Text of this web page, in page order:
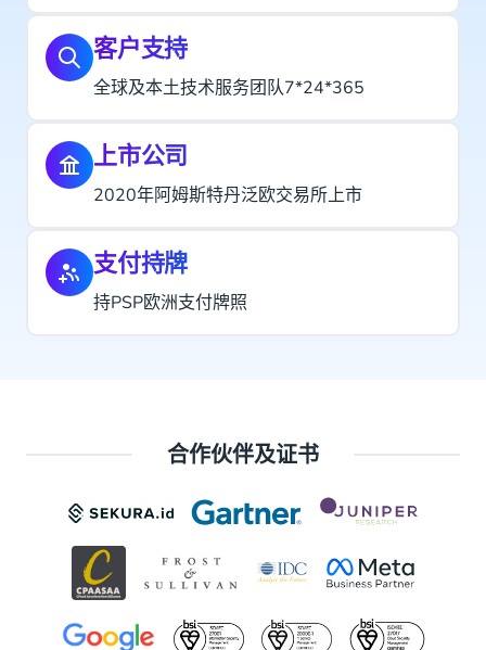
客户支持
全球及本土技术服务团队7*24*365
上市公司
2020年阿姆斯特丹泛欧交易所上市
支付持牌
持PSP欧洲支付牌照
合作伙伴及证书